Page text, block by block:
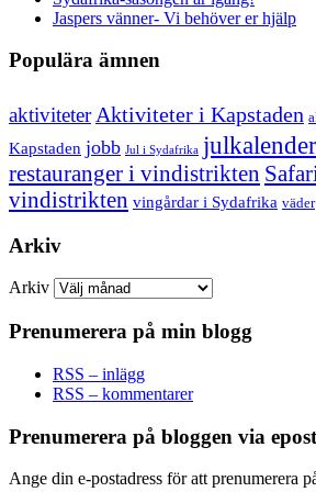
Jaspers vänner- Vi behöver er hjälp
Populära ämnen
aktiviteter Aktiviteter i Kapstaden
Kapstaden jobb Jul i Sydafrika julkalender
restauranger i vindistrikten
vindistrikten vingårdar i Sydafrika väder
Arkiv
Arkiv
Prenumerera på min blogg
RSS – inlägg
RSS – kommentarer
Prenumerera på bloggen via epost
Ange din e-postadress för att prenumerera